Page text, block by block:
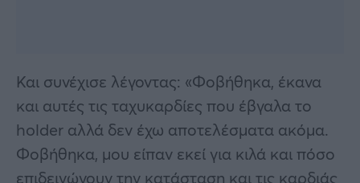
Και συνέχισε λέγοντας: «Φοβήθηκα, έκανα
και αυτές τις ταχυκαρδίες που έβγαλα το
holder αλλά δεν έχω αποτελέσματα ακόμα.
Φοβήθηκα, μου είπαν εκεί για κιλά και πόσο
επιδεινώνουν την κατάσταση και τις καρδιάς